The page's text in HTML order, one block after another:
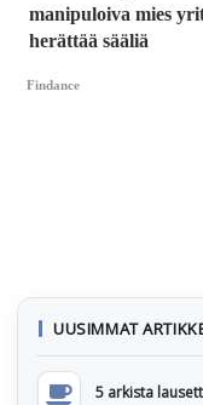
manipuloiva mies
herättää sääliä
Findance
UUSIMMAT
5 arkista